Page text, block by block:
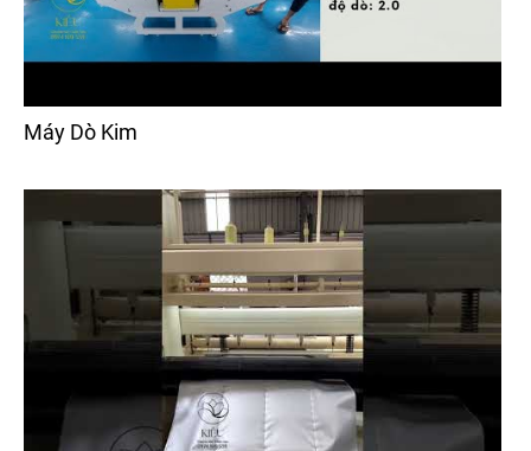
Máy Dò Kim